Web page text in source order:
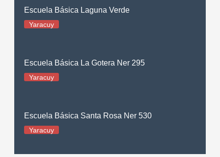
Escuela Básica Laguna Verde
Yaracuy
Escuela Básica La Gotera Ner 295
Yaracuy
Escuela Básica Santa Rosa Ner 530
Yaracuy